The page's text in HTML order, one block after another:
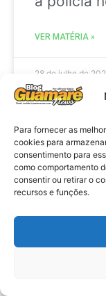
Para fornecer as
cookies para
consentimento para
como comportamento
consentir ou retirar o
recursos e funções.
VER MATÉRIA »
28 de julho de